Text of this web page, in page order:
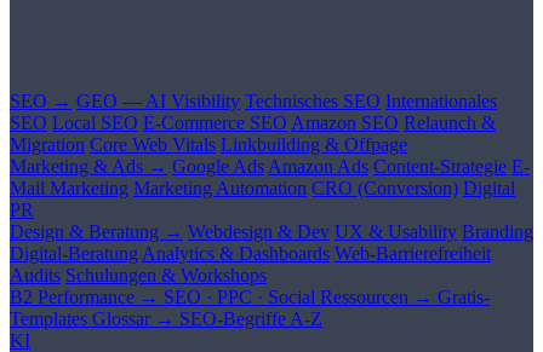
SEO → GEO — AI Visibility Technisches SEO Internationales
SEO Local SEO E-Commerce SEO Amazon SEO Relaunch &
Migration Core Web Vitals Linkbuilding & Offpage
Marketing & Ads → Google Ads Amazon Ads Content-Strategie E-
Mail Marketing Marketing Automation CRO (Conversion) Digital
PR
Design & Beratung → Webdesign & Dev UX & Usability Branding
Digital-Beratung Analytics & Dashboards Web-Barrierefreiheit
Audits Schulungen & Workshops
B2 Performance → SEO · PPC · Social Ressourcen → Gratis-
Templates Glossar → SEO-Begriffe A-Z
KI